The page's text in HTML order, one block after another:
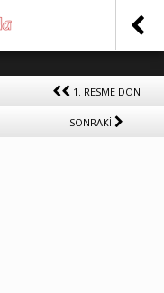
1. RESME DÖN
SONRAKİ